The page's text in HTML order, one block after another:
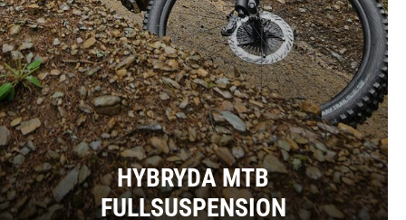
HYBRYDA MTB
FULLSUSPENSION